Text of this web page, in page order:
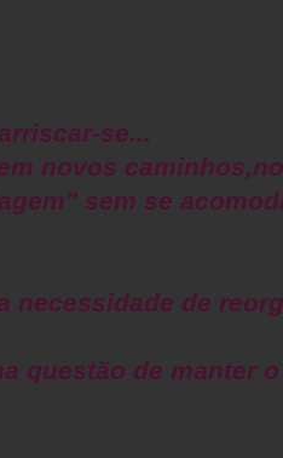
se...
novos
sem se
necessidade de
questão de manter